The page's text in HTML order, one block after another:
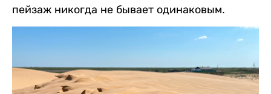
пейзаж никогда не бывает одинаковым.